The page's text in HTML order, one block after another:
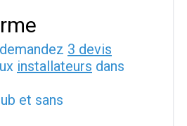
3 devis
installateurs dans
et sans